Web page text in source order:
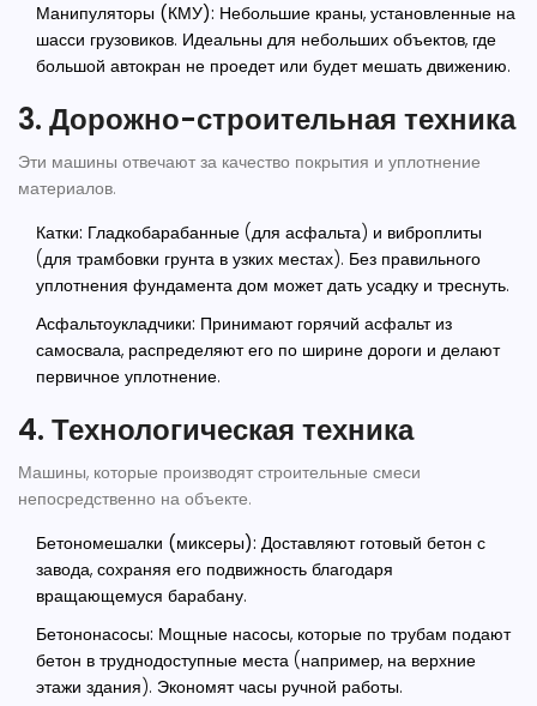
Манипуляторы (КМУ): Небольшие краны, установленные на
шасси грузовиков. Идеальны для небольших объектов, где
большой автокран не проедет или будет мешать движению.
3. Дорожно-строительная техника
Эти машины отвечают за качество покрытия и уплотнение
материалов.
Катки: Гладкобарабанные (для асфальта) и виброплиты
(для трамбовки грунта в узких местах). Без правильного
уплотнения фундамента дом может дать усадку и треснуть.
Асфальтоукладчики: Принимают горячий асфальт из
самосвала, распределяют его по ширине дороги и делают
первичное уплотнение.
4. Технологическая техника
Машины, которые производят строительные смеси
непосредственно на объекте.
Бетономешалки (миксеры): Доставляют готовый бетон с
завода, сохраняя его подвижность благодаря
вращающемуся барабану.
Бетононасосы: Мощные насосы, которые по трубам подают
бетон в труднодоступные места (например, на верхние
этажи здания). Экономят часы ручной работы.